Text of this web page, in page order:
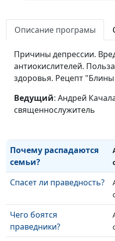
Описание програмы
Причины депрессии.
антиокислителей.
здоровья. Рецепт
Ведущий: Андрей
священнослужитель
История одного
предательства
Почему Бог молчит?
(вторая часть)
Почему Бог молчит?
(первая часть)
Как строить отношения
Почему распадаются
семьи?
Спасет ли праведность?
Чего боятся
праведники?